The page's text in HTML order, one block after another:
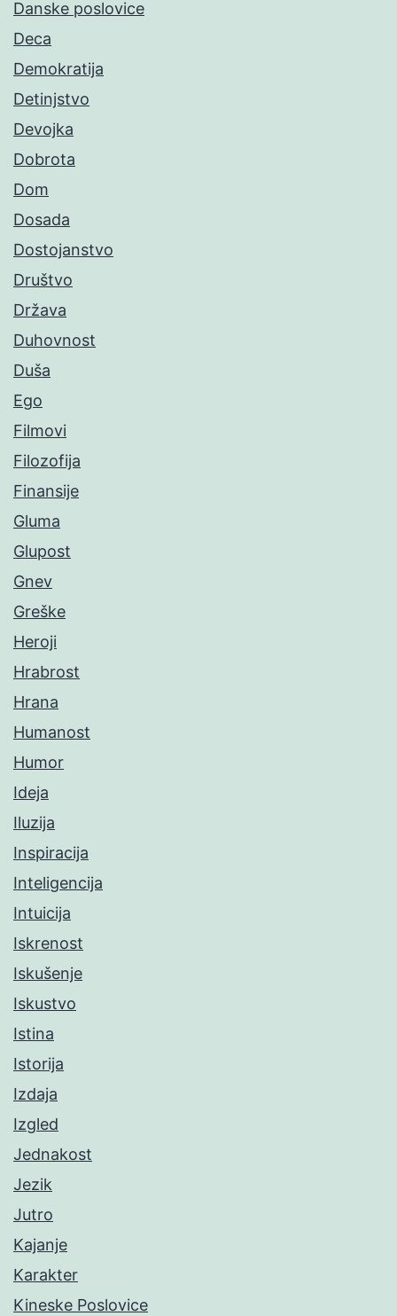
Danske poslovice
Deca
Demokratija
Detinjstvo
Devojka
Dobrota
Dom
Dosada
Dostojanstvo
Društvo
Država
Duhovnost
Duša
Ego
Filmovi
Filozofija
Finansije
Gluma
Glupost
Gnev
Greške
Heroji
Hrabrost
Hrana
Humanost
Humor
Ideja
Iluzija
Inspiracija
Inteligencija
Intuicija
Iskrenost
Iskušenje
Iskustvo
Istina
Istorija
Izdaja
Izgled
Jednakost
Jezik
Jutro
Kajanje
Karakter
Kineske Poslovice